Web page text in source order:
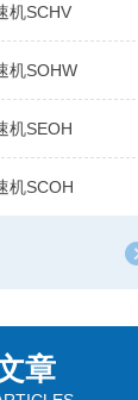
机SCHV
机SOHW
机SEOH
机SCOH
章